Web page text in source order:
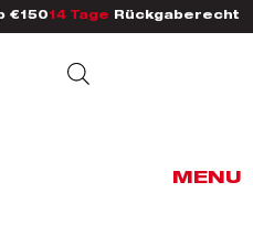
€150 14 Tage Rückgaberecht
MENU